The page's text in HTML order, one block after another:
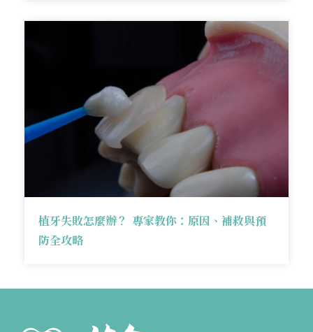
植牙失敗怎麼辦？ 專家教你：原因、補救與預
防全攻略